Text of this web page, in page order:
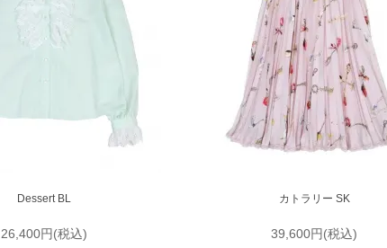
Dessert BL
26,400円(税込)
カトラリー SK
39,600円(税込)